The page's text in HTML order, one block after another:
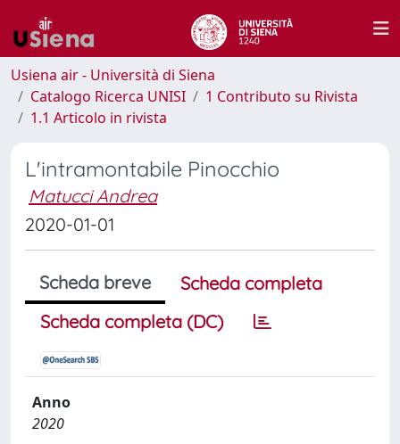
Usiena air - Università di Siena
Catalogo Ricerca UNISI
1 Contributo su Rivista
1.1 Articolo in rivista
L'intramontabile Pinocchio
Matucci Andrea
2020-01-01
Scheda breve
Scheda completa
Scheda completa (DC)
Anno
2020